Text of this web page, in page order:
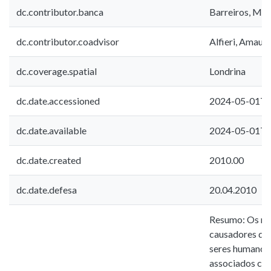
dc.contributor.banca Barreiros,
dc.contributor.coadvisor Alfieri,
dc.coverage.spatial Londrina
dc.date.accessioned 2024-05-
dc.date.available 2024-05-
dc.date.created 2010.00
dc.date.defesa 20.04.2010
Resumo: Os
causadores
seres
associados